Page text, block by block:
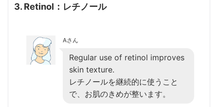
3. Retinol：レチノール
Aさん
Regular use of retinol improves
skin texture.
レチノールを継続的に使うこと
で、お肌のきめが整います。